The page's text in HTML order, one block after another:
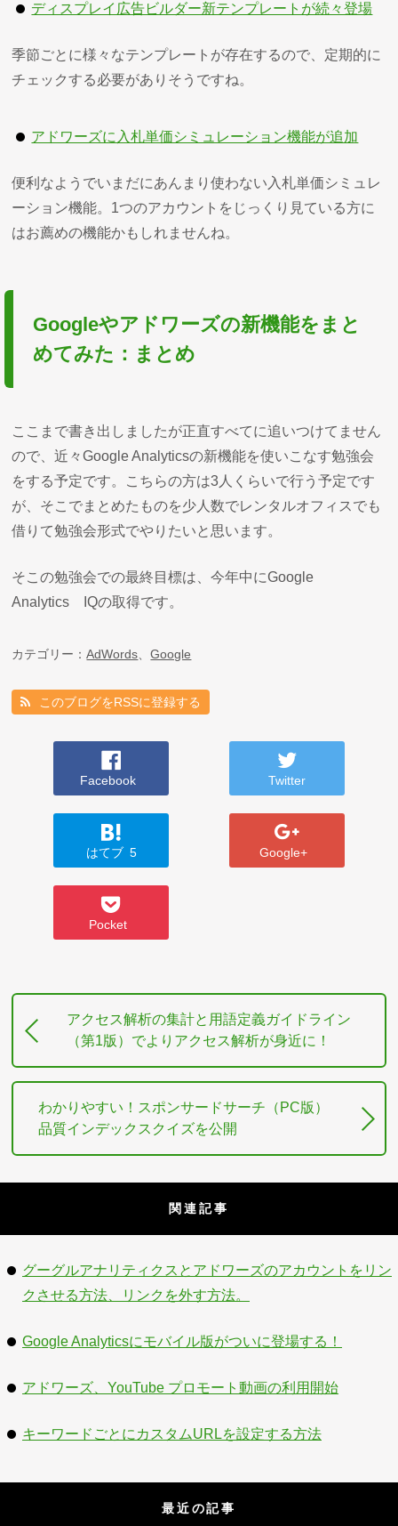
ディスプレイ広告ビルダー新テンプレートが続々登場
季節ごとに様々なテンプレートが存在するので、定期的に
チェックする必要がありそうですね。
アドワーズに入札単価シミュレーション機能が追加
便利なようでいまだにあんまり使わない入札単価シミュレ
ーション機能。1つのアカウントをじっくり見ている方に
はお薦めの機能かもしれませんね。
Googleやアドワーズの新機能をまと
めてみた：まとめ
ここまで書き出しましたが正直すべてに追いつけてません
ので、近々Google Analyticsの新機能を使いこなす勉強会
をする予定です。こちらの方は3人くらいで行う予定です
が、そこでまとめたものを少人数でレンタルオフィスでも
借りて勉強会形式でやりたいと思います。
そこの勉強会での最終目標は、今年中にGoogle
Analytics IQの取得です。
カテゴリー：AdWords 、Google
このブログをRSSに登録する
Facebook Twitter
はてブ 5 Google+
Pocket
アクセス解析の集計と用語定義ガイドライン
（第1版）でよりアクセス解析が身近に！
わかりやすい！スポンサードサーチ（PC版）
品質インデックスクイズを公開
関連記事
グーグルアナリティクスとアドワーズのアカウントをリン
クさせる方法、リンクを外す方法。
Google Analyticsにモバイル版がついに登場する！
アドワーズ、YouTube プロモート動画の利用開始
キーワードごとにカスタムURLを設定する方法
最近の記事